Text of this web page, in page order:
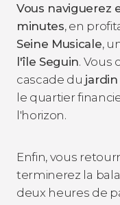
Vous naviguerez
minutes, en
Seine Musicale,
l'île Seguin. Vous
cascade du jardin
le quartier
l'horizon.
Enfin, vous
terminerez la
deux heures de